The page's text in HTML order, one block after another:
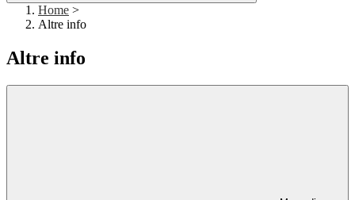
Home >
Altre info
Altre info